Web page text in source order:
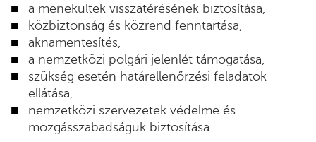
a menekültek visszatérésének biztosítása,
közbiztonság és közrend fenntartása,
aknamentesítés,
a nemzetközi polgári jelenlét támogatása,
szükség esetén határellenőrzési feladatok
ellátása,
nemzetközi szervezetek védelme és
mozgásszabadságuk biztosítása.